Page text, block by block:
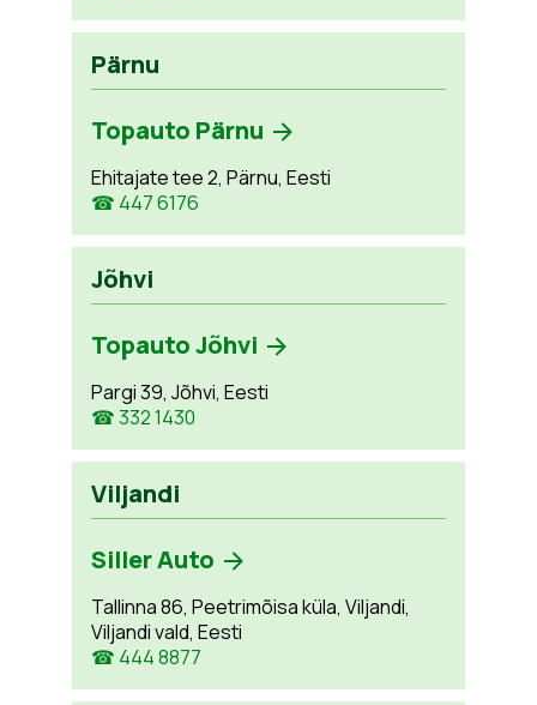
Pärnu
Topauto Pärnu
Ehitajate tee 2, Pärnu, Eesti
☎ 447 6176
Jõhvi
Topauto Jõhvi
Pargi 39, Jõhvi, Eesti
☎ 332 1430
Viljandi
Siller Auto
Tallinna 86, Peetrimõisa küla, Viljandi,
Viljandi vald, Eesti
☎ 444 8877